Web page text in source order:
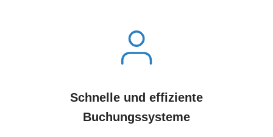
Schnelle und effiziente
Buchungssysteme